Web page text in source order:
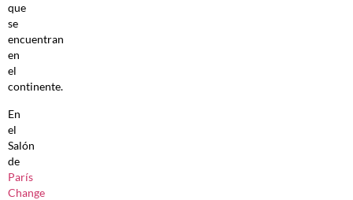
que
se
encuentran
en
el
continente.
En
el
Salón
de
París
Change